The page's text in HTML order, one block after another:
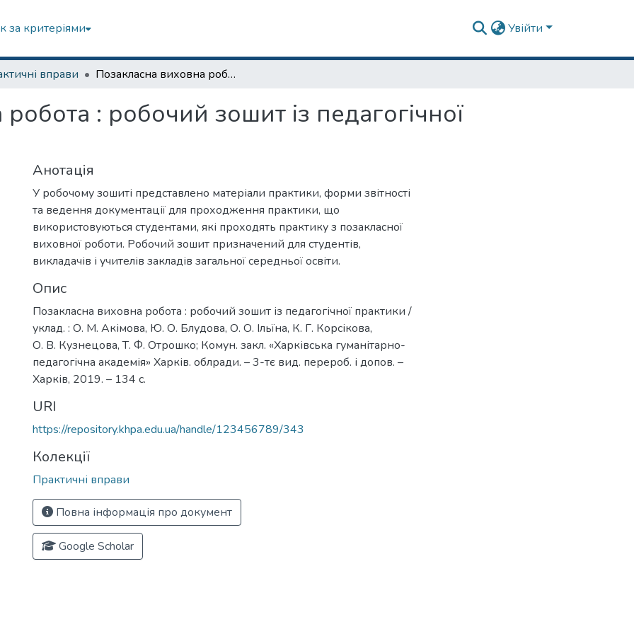
за критеріями Увійти
вправи Позакласна виховна робота : робочий зошит із педагогічної практики
: робочий зошит із педагогічної
Анотація
У робочому зошиті представлено матеріали практики, форми звітності
та ведення документації для проходження практики, що
використовуються студентами, які проходять практику з позакласної
виховної роботи. Робочий зошит призначений для студентів,
викладачів і учителів закладів загальної середньої освіти.
Опис
Позакласна виховна робота : робочий зошит із педагогічної практики /
уклад. : О. М. Акімова, Ю. О. Блудова, О. О. Ільїна, К. Г. Корсікова,
О. В. Кузнецова, Т. Ф. Отрошко; Комун. закл. «Харківська гуманітарно-
педагогічна академія» Харків. облради. – 3-тє вид. перероб. і допов. –
Харків, 2019. – 134 с.
URI
https://repository.khpa.edu.ua/handle/123456789/343
Колекції
Практичні вправи
Повна інформація про документ
Google Scholar